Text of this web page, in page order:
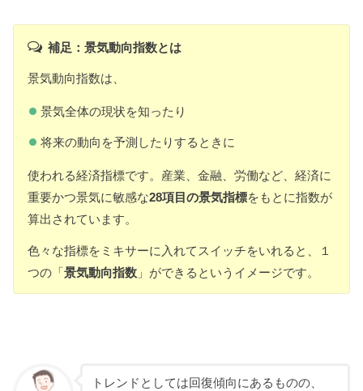
補足：景気動向指数とは
景気動向指数は、
景気全体の現状を知ったり
将来の動向を予測したりするときに
使われる経済指標です。産業、金融、労働など、経済に
重要かつ景気に敏感な28項目の景気指標をもとに指数が
算出されています。
色々な指標をミキサーに入れてスイッチをいれると、１
つの「景気動向指数 」ができるというイメージです。
トレンドとしては回復傾向にあるものの、